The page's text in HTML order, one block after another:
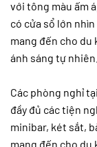
với tông màu ấm
có cửa sổ lớn
mang đến cho du
ánh sáng tự nhiên.
Các phòng nghỉ
đầy đủ các tiện
minibar, két sắt,
mang đến cho